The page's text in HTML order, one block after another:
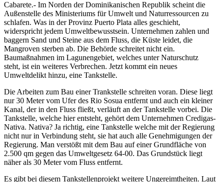
Cabarete.- Im Norden der Dominikanischen Republik scheint die
Außenstelle des Ministeriums für Umwelt und Naturressourcen zu
schlafen. Was in der Provinz Puerto Plata alles geschieht,
widerspricht jedem Umweltbewusstsein. Unternehmen zahlen und
baggern Sand und Steine aus dem Fluss, die Küste leidet, die
Mangroven sterben ab. Die Behörde schreitet nicht ein.
Baumaßnahmen im Lagunengebiet, welches unter Naturschutz
steht, ist ein weiteres Verbrechen. Jetzt kommt ein neues
Umweltdelikt hinzu, eine Tankstelle.
Die Arbeiten zum Bau einer Trankstelle schreiten voran. Diese liegt
nur 30 Meter vom Ufer des Rio Sosua entfernt und auch ein kleiner
Kanal, der in den Fluss fließt, verläuft an der Tankstelle vorbei. Die
Tankstelle, welche hier entsteht, gehört dem Unternehmen Credigas-
Nativa. Nativa? Ja richtig, eine Tankstelle welche mit der Regierung
nicht nur in Verbindung steht, sie hat auch alle Genehmigungen der
Regierung. Man verstößt mit dem Bau auf einer Grundfläche von
2.500 qm gegen das Umweltgesetz 64-00. Das Grundstück liegt
näher als 30 Meter vom Fluss entfernt.
Es gibt bei diesem Tankstellenprojekt weitere Ungereimtheiten. Laut